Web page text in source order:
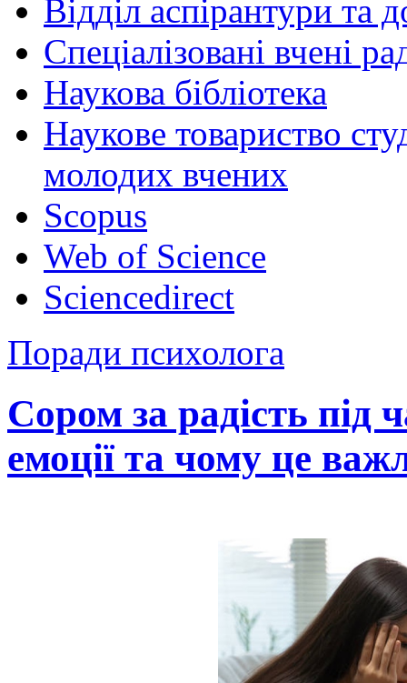
Відділ аспірантури та
Спеціалізовані вчені
Наукова бібліотека
Наукове товариство
молодих вчених
Scopus
Web of Science
Sciencedirect
Поради психолога
Сором за радість під
емоції та чому це